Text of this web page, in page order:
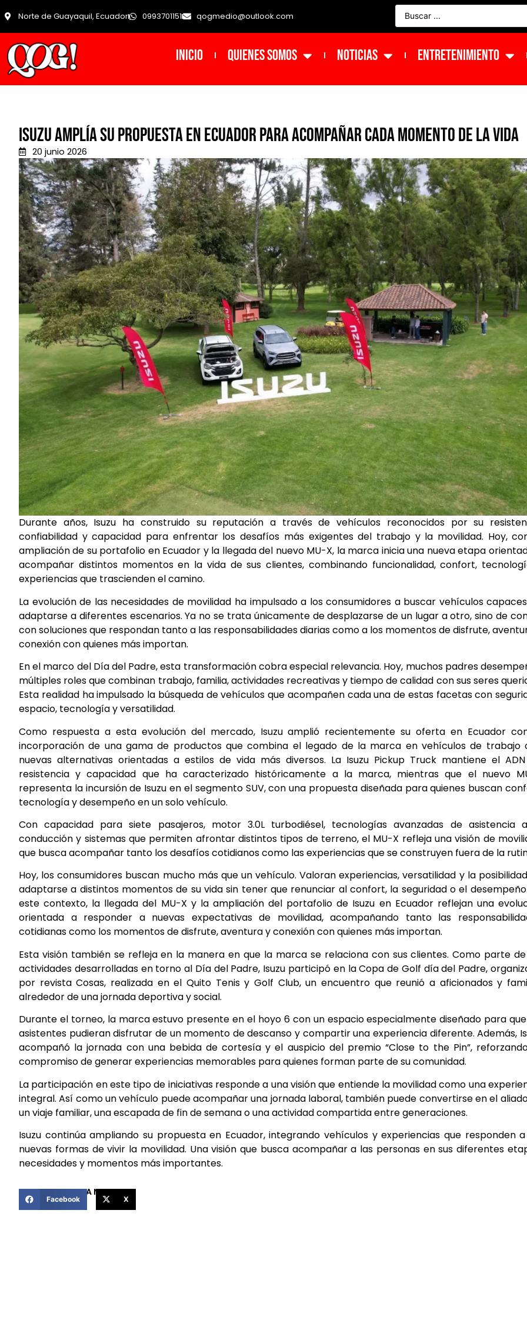
Norte de Guayaquil, Ecuador 0993701151 qogmedio@outlook.com
INICIO Quienes Somos NOTICIAS ENTRETENIMIENTO
Isuzu amplía su propuesta en Ecuador para acompañar cada momento de la vida
20 junio 2026
Durante años, Isuzu ha construido su reputación a través de vehículos reconocidos por su
confiabilidad y capacidad para enfrentar los desafíos más exigentes del trabajo y la movilidad. Hoy,
ampliación de su portafolio en Ecuador y la llegada del nuevo MU-X, la marca inicia una nueva etapa
acompañar distintos momentos en la vida de sus clientes, combinando funcionalidad, confort,
experiencias que trascienden el camino.
La evolución de las necesidades de movilidad ha impulsado a los consumidores a buscar vehículos
adaptarse a diferentes escenarios. Ya no se trata únicamente de desplazarse de un lugar a otro, sino de
con soluciones que respondan tanto a las responsabilidades diarias como a los momentos de disfrute,
conexión con quienes más importan.
En el marco del Día del Padre, esta transformación cobra especial relevancia. Hoy, muchos padres
múltiples roles que combinan trabajo, familia, actividades recreativas y tiempo de calidad con sus seres
Esta realidad ha impulsado la búsqueda de vehículos que acompañen cada una de estas facetas con
espacio, tecnología y versatilidad.
Como respuesta a esta evolución del mercado, Isuzu amplió recientemente su oferta en Ecuador
incorporación de una gama de productos que combina el legado de la marca en vehículos de trabajo
nuevas alternativas orientadas a estilos de vida más diversos. La Isuzu Pickup Truck mantiene el
resistencia y capacidad que ha caracterizado históricamente a la marca, mientras que el nuevo
representa la incursión de Isuzu en el segmento SUV, con una propuesta diseñada para quienes buscan
tecnología y desempeño en un solo vehículo.
Con capacidad para siete pasajeros, motor 3.0L turbodiésel, tecnologías avanzadas de asistencia
conducción y sistemas que permiten afrontar distintos tipos de terreno, el MU-X refleja una visión de
que busca acompañar tanto los desafíos cotidianos como las experiencias que se construyen fuera de la
Hoy, los consumidores buscan mucho más que un vehículo. Valoran experiencias, versatilidad y la
adaptarse a distintos momentos de su vida sin tener que renunciar al confort, la seguridad o el
este contexto, la llegada del MU-X y la ampliación del portafolio de Isuzu en Ecuador reflejan una
orientada a responder a nuevas expectativas de movilidad, acompañando tanto las
cotidianas como los momentos de disfrute, aventura y conexión con quienes más importan.
Esta visión también se refleja en la manera en que la marca se relaciona con sus clientes. Como parte
actividades desarrolladas en torno al Día del Padre, Isuzu participó en la Copa de Golf día del Padre,
por revista Cosas, realizada en el Quito Tenis y Golf Club, un encuentro que reunió a aficionados y
alrededor de una jornada deportiva y social.
Durante el torneo, la marca estuvo presente en el hoyo 6 con un espacio especialmente diseñado para
asistentes pudieran disfrutar de un momento de descanso y compartir una experiencia diferente. Además,
acompañó la jornada con una bebida de cortesía y el auspicio del premio “Close to the Pin”,
compromiso de generar experiencias memorables para quienes forman parte de su comunidad.
La participación en este tipo de iniciativas responde a una visión que entiende la movilidad como una
integral. Así como un vehículo puede acompañar una jornada laboral, también puede convertirse en el
un viaje familiar, una escapada de fin de semana o una actividad compartida entre generaciones.
Isuzu continúa ampliando su propuesta en Ecuador, integrando vehículos y experiencias que responden
nuevas formas de vivir la movilidad. Una visión que busca acompañar a las personas en sus diferentes
necesidades y momentos más importantes.
COMPARTIR ESTA NOTICIA
Facebook X